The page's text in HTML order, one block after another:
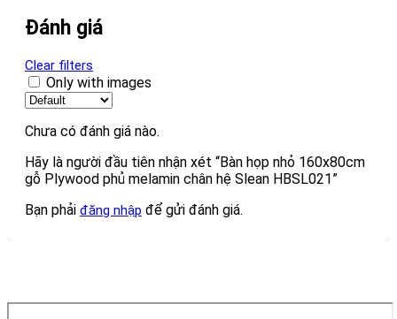
Đánh giá
Clear filters
Only with images
Chưa có đánh giá nào.
Hãy là người đầu tiên nhận xét “Bàn họp nhỏ 160x80cm
gỗ Plywood phủ melamin chân hệ Slean HBSL021”
Bạn phải đăng nhập để gửi đánh giá.